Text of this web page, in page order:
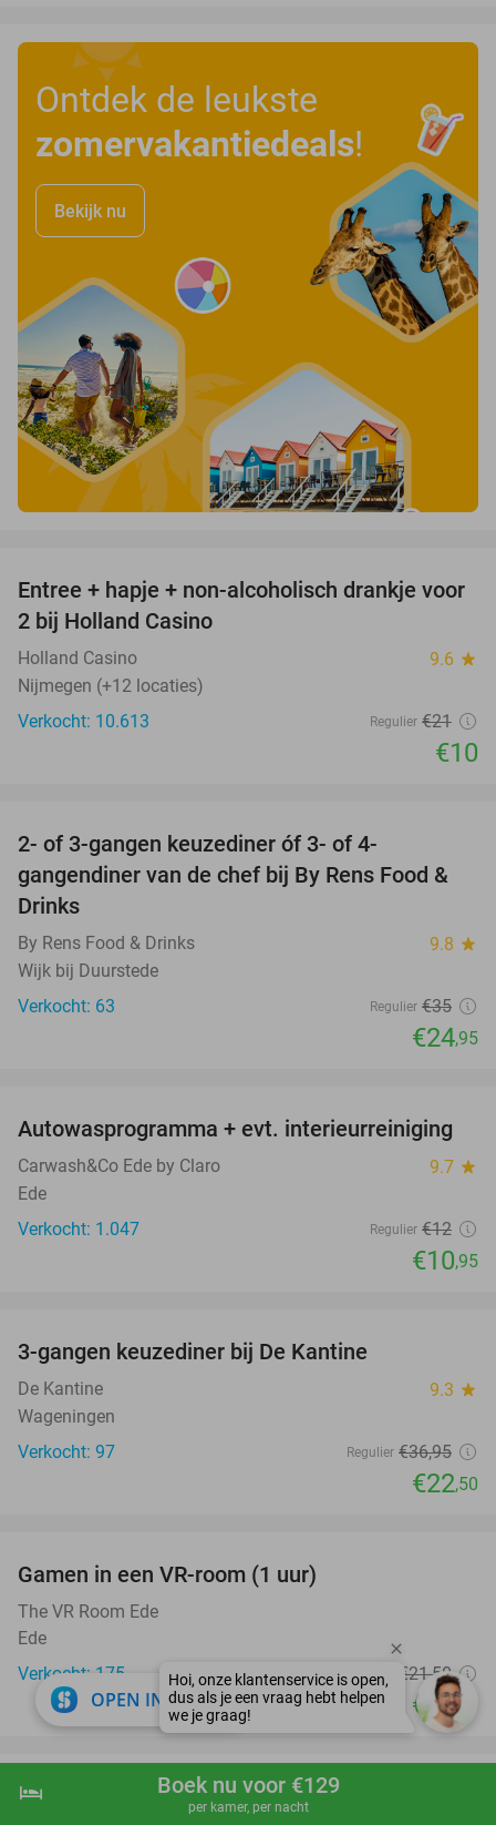
shopping_cart Boek nu
hotel Boek nu voor €129
per kamer, per nacht
Ontdek de leukste
zomervakantiedeals!
Bekijk nu
52%
Entree + hapje + non-alcoholisch drankje voor
2 bij Holland Casino
Holland Casino 9.6 star
Nijmegen (+12 locaties)
Verkocht: 10.613
Regulier €21
€10
2- of 3-gangen keuzediner óf 3- of 4-
gangendiner van de chef bij By Rens Food &
Drinks
By Rens Food & Drinks 9.8 star
Wijk bij Duurstede
Verkocht: 63
Regulier €35
€24,95
9%
Autowasprogramma + evt. interieurreiniging
Carwash&Co Ede by Claro 9.7 star
Ede
Verkocht: 1.047
Regulier €12
€10,95
3-gangen keuzediner bij De Kantine
De Kantine 9.3 star
Wageningen
Verkocht: 97
Regulier €36,95
€22,50
Gamen in een VR-room (1 uur)
The VR Room Ede
Ede
Verkocht: 175
Regulier €21,50
€17,50
Huur fatbike, retrobike of e-chopper (3 uur) +
OPEN IN APP close